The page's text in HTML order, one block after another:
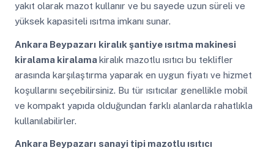
yakıt olarak mazot kullanır ve bu sayede uzun süreli ve
yüksek kapasiteli ısıtma imkanı sunar.
Ankara Beypazarı kiralık şantiye ısıtma makinesi
kiralama kiralamakiralık mazotlu ısıtıcı bu teklifler
arasında karşılaştırma yaparak en uygun fiyatı ve hizmet
koşullarını seçebilirsiniz. Bu tür ısıtıcılar genellikle mobil
ve kompakt yapıda olduğundan farklı alanlarda rahatlıkla
kullanılabilirler.
Ankara Beypazarı sanayi tipi mazotlu ısıtıcı